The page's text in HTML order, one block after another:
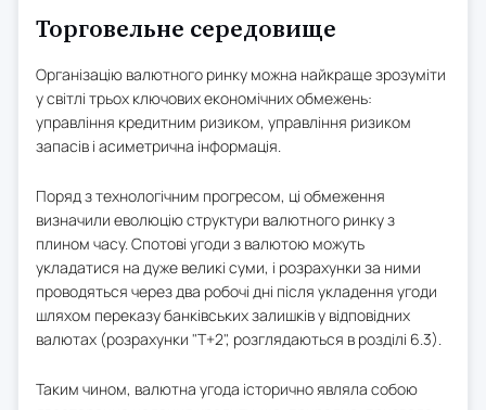
Торговельне середовище
Організацію валютного ринку можна найкраще зрозуміти
у світлі трьох ключових економічних обмежень:
управління кредитним ризиком, управління ризиком
запасів і асиметрична інформація.
Поряд з технологічним прогресом, ці обмеження
визначили еволюцію структури валютного ринку з
плином часу. Спотові угоди з валютою можуть
укладатися на дуже великі суми, і розрахунки за ними
проводяться через два робочі дні після укладення угоди
шляхом переказу банківських залишків у відповідних
валютах (розрахунки "Т+2", розглядаються в розділі 6.3).
Таким чином, валютна угода історично являла собою